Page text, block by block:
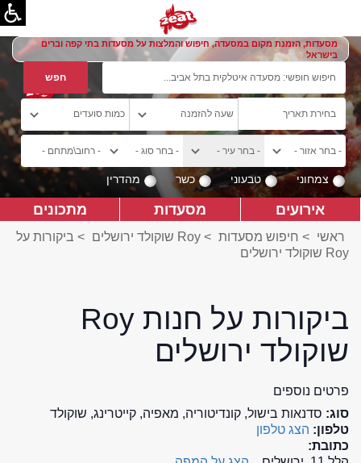
מסעדות, הזמנת מקום במסעדה, חיפוש והמלצות על מסעדות בתי קפה וברים
בישראל
צמחוני טבעוני כשר מהדרין
אירועים מסעדות מתכונים
ראשי > חיפוש מסעדות > Roy שוקולד ירושלים > ביקורות על
Roy שוקולד ירושלים
ביקורות על חנות Roy
שוקולד ירושלים
פרטים נוספים
סוג: סדנאות בישול, קונדיטוריה, מאפיה, קייטרינג, שוקולד
טלפון: הצג טלפון
כתובת: